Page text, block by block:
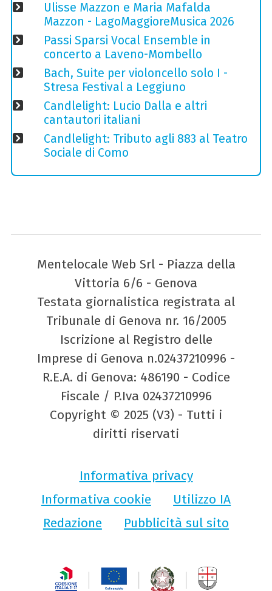
Ulisse Mazzon e Maria Mafalda
Mazzon - LagoMaggioreMusica 2026
Passi Sparsi Vocal Ensemble in
concerto a Laveno-Mombello
Bach, Suite per violoncello solo I -
Stresa Festival a Leggiuno
Candlelight: Lucio Dalla e altri
cantautori italiani
Candlelight: Tributo agli 883 al Teatro
Sociale di Como
Mentelocale Web Srl - Piazza della
Vittoria 6/6 - Genova
Testata giornalistica registrata al
Tribunale di Genova nr. 16/2005
Iscrizione al Registro delle
Imprese di Genova n.02437210996 -
R.E.A. di Genova: 486190 - Codice
Fiscale / P.Iva 02437210996
Copyright © 2025 (V3) - Tutti i
diritti riservati
Informativa privacy
Informativa cookie
Utilizzo IA
Redazione
Pubblicità sul sito